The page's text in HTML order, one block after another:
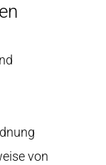
von